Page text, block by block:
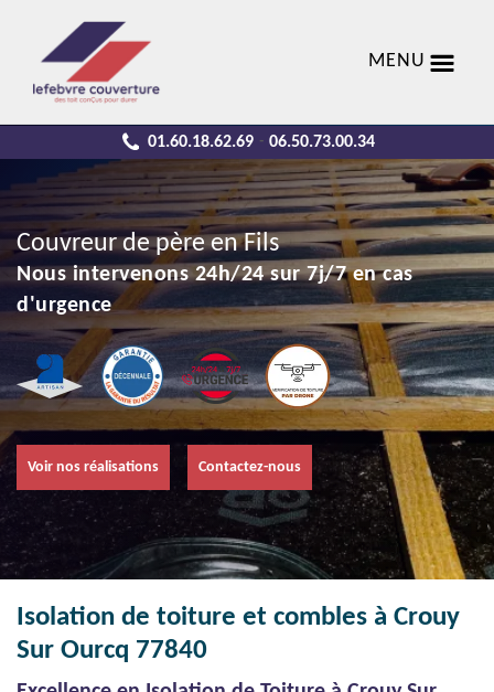
MENU
01.60.18.62.69 - 06.50.73.00.34
Couvreur de père en Fils
Nous intervenons 24h/24 sur 7j/7 en cas
d'urgence
Voir nos réalisations Contactez-nous
Isolation de toiture et combles à Crouy
Sur Ourcq 77840